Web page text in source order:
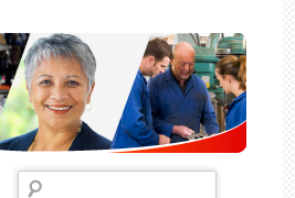
Rechercher :